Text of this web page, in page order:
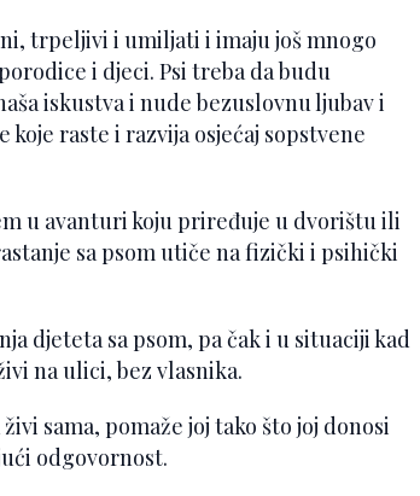
trpeljivi i umiljati i imaju još mnogo
i djeci. Psi treba da budu
iskustva i nude bezuslovnu ljubav i
raste i razvija osjećaj sopstvene
u avanturi koju priređuje u dvorištu ili
sa psom utiče na fizički i psihički
djeteta sa psom, pa čak i u situaciji kad
na ulici, bez vlasnika.
sama, pomaže joj tako što joj donosi
odgovornost.